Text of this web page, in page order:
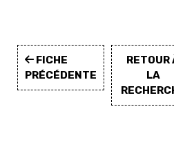
FICHE
PRÉCÉDENTE
RETOUR
LA